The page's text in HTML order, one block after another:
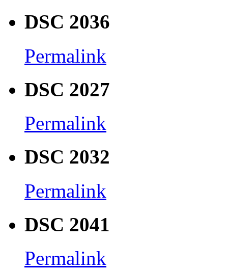
DSC 2036
Permalink
DSC 2027
Permalink
DSC 2032
Permalink
DSC 2041
Permalink